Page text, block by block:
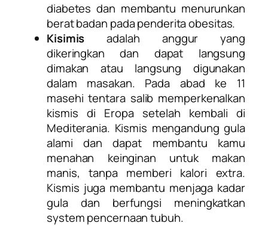
diabetes dan membantu menurunkan
berat badan pada penderita obesitas.
Kisimisadalah anggur yang
dikeringkan dan dapat langsung
dimakan atau langsung digunakan
dalam masakan. Pada abad ke 11
masehi tentara salib memperkenalkan
kismis di Eropa setelah kembali di
Mediterania. Kismis mengandung gula
alami dan dapat membantu kamu
menahan keinginan untuk makan
manis, tanpa memberi kalori extra.
Kismis juga membantu menjaga kadar
gula dan berfungsi meningkatkan
system pencernaan tubuh.